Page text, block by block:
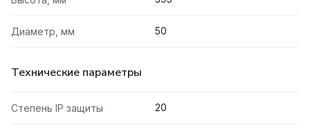
Диаметр, мм 50
Технические параметры
Степень IP защиты 20